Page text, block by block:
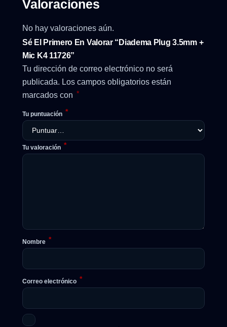
Valoraciones
No hay valoraciones aún.
Sé El Primero En Valorar “Diadema Plug 3.5mm +
Mic K4 11726”
Tu dirección de correo electrónico no será
publicada. Los campos obligatorios están
marcados con *
Tu puntuación *
Tu valoración *
Nombre *
Correo electrónico *